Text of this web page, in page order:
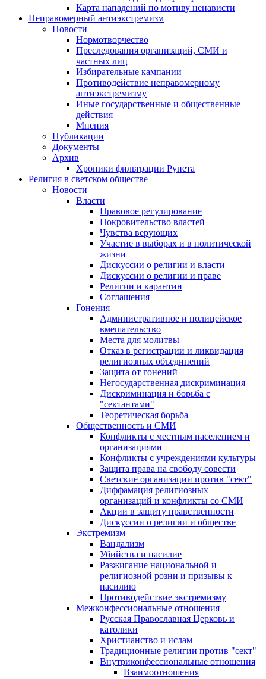
Карта нападений по мотиву ненависти
Неправомерный антиэкстремизм
Новости
Нормотворчество
Преследования организаций, СМИ и
частных лиц
Избирательные кампании
Противодействие неправомерному
антиэкстремизму
Иные государственные и общественные
действия
Мнения
Публикации
Документы
Архив
Хроники фильтрации Рунета
Религия в светском обществе
Новости
Власти
Правовое регулирование
Покровительство властей
Чувства верующих
Участие в выборах и в политической
жизни
Дискуссии о религии и власти
Дискуссии о религии и праве
Религии и карантин
Соглашения
Гонения
Административное и полицейское
вмешательство
Места для молитвы
Отказ в регистрации и ликвидация
религиозных объединений
Защита от гонений
Негосударственная дискриминация
Дискриминация и борьба с
"сектантами"
Теоретическая борьба
Общественность и СМИ
Конфликты с местным населением и
организациями
Конфликты с учреждениями культуры
Защита права на свободу совести
Светские организации против "сект"
Диффамация религиозных
организаций и конфликты со СМИ
Акции в защиту нравственности
Дискуссии о религии и обществе
Экстремизм
Вандализм
Убийства и насилие
Разжигание национальной и
религиозной розни и призывы к
насилию
Противодействие экстремизму
Межконфессиональные отношения
Русская Православная Церковь и
католики
Христианство и ислам
Традиционные религии против "сект"
Внутриконфессиональные отношения
Взаимоотношения